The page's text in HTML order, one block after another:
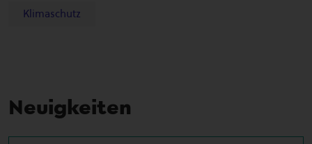
Klimaschutz
Neuigkeiten